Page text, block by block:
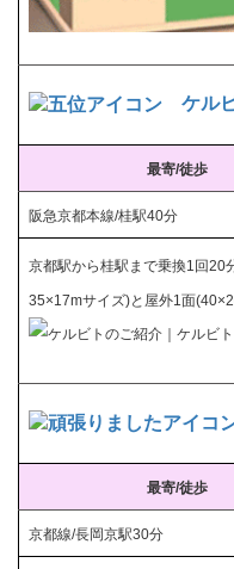
ケル
最寄/徒歩
阪急京都本線/桂駅40分
京都駅から桂駅まで乗換1回
35×17mサイズ)と屋外1面
最寄/徒歩
京都線/長岡京駅30分